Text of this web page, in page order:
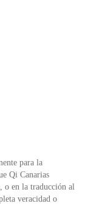
para la
Qi Canarias
o en la traducción al
veracidad o